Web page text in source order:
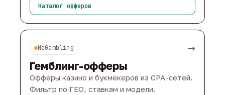
Каталог офферов
NeGambling →
Гемблинг-офферы
Офферы казино и букмекеров из CPA-сетей.
Фильтр по ГЕО, ставкам и модели.